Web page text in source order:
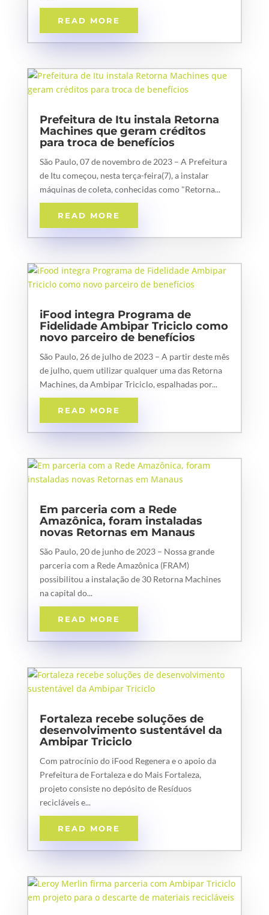
READ MORE
Prefeitura de Itu instala Retorna
Machines que geram créditos
para troca de benefícios
São Paulo, 07 de novembro de 2023 – A Prefeitura
de Itu começou, nesta terça-feira(7), a instalar
máquinas de coleta, conhecidas como "Retorna...
READ MORE
iFood integra Programa de
Fidelidade Ambipar Triciclo como
novo parceiro de benefícios
São Paulo, 26 de julho de 2023 – A partir deste mês
de julho, quem utilizar qualquer uma das Retorna
Machines, da Ambipar Triciclo, espalhadas por...
READ MORE
Em parceria com a Rede
Amazônica, foram instaladas
novas Retornas em Manaus
São Paulo, 20 de junho de 2023 – Nossa grande
parceria com a Rede Amazônica (FRAM)
possibilitou a instalação de 30 Retorna Machines
na capital do...
READ MORE
Fortaleza recebe soluções de
desenvolvimento sustentável da
Ambipar Triciclo
Com patrocínio do iFood Regenera e o apoio da
Prefeitura de Fortaleza e do Mais Fortaleza,
projeto consiste no depósito de Resíduos
recicláveis e...
READ MORE